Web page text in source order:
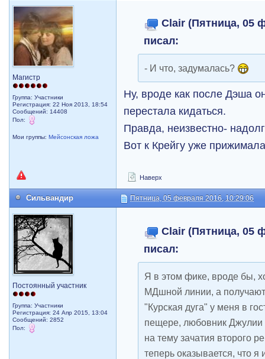
Магистр
Группа: Участники
Регистрация: 22 Ноя 2013, 18:54
Сообщений: 14408
Пол:
Мои группы:Мейсонская ложа
Clair (Пятница, 05
писал:
- И что, задумалась?
Ну, вроде как после Дэша
перестала кидаться.
Правда, неизвестно-
Вот к Крейгу уже
Наверх
Сильвандир Пятница, 05 февраля 2016, 10:29:06
Постоянный участник
Группа: Участники
Регистрация: 24 Апр 2015, 13:04
Сообщений: 2852
Пол:
Clair (Пятница, 05
писал:
Я в этом фике, вроде бы,
МДшной линии, а
"Курская дуга" у меня в
пещере, любовник Джулии
на тему зачатия второго
теперь оказывается, что